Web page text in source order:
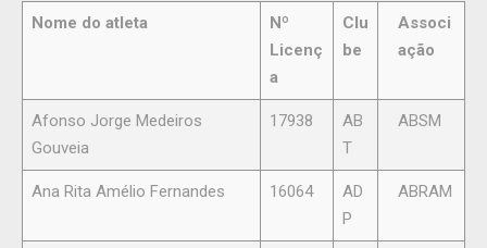
Nome do atleta
Nº
Licenç
a
Clu
be
Associ
ação
Afonso Jorge Medeiros
Gouveia
17938
AB
T
ABSM
Ana Rita Amélio Fernandes 16064
AD
P
ABRAM